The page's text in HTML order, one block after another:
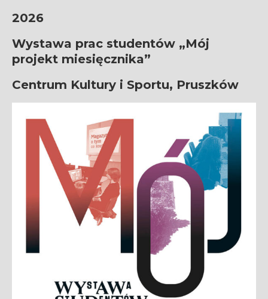
2026
Wystawa prac studentów „Mój
projekt miesięcznika”
Centrum Kultury i Sportu, Pruszków